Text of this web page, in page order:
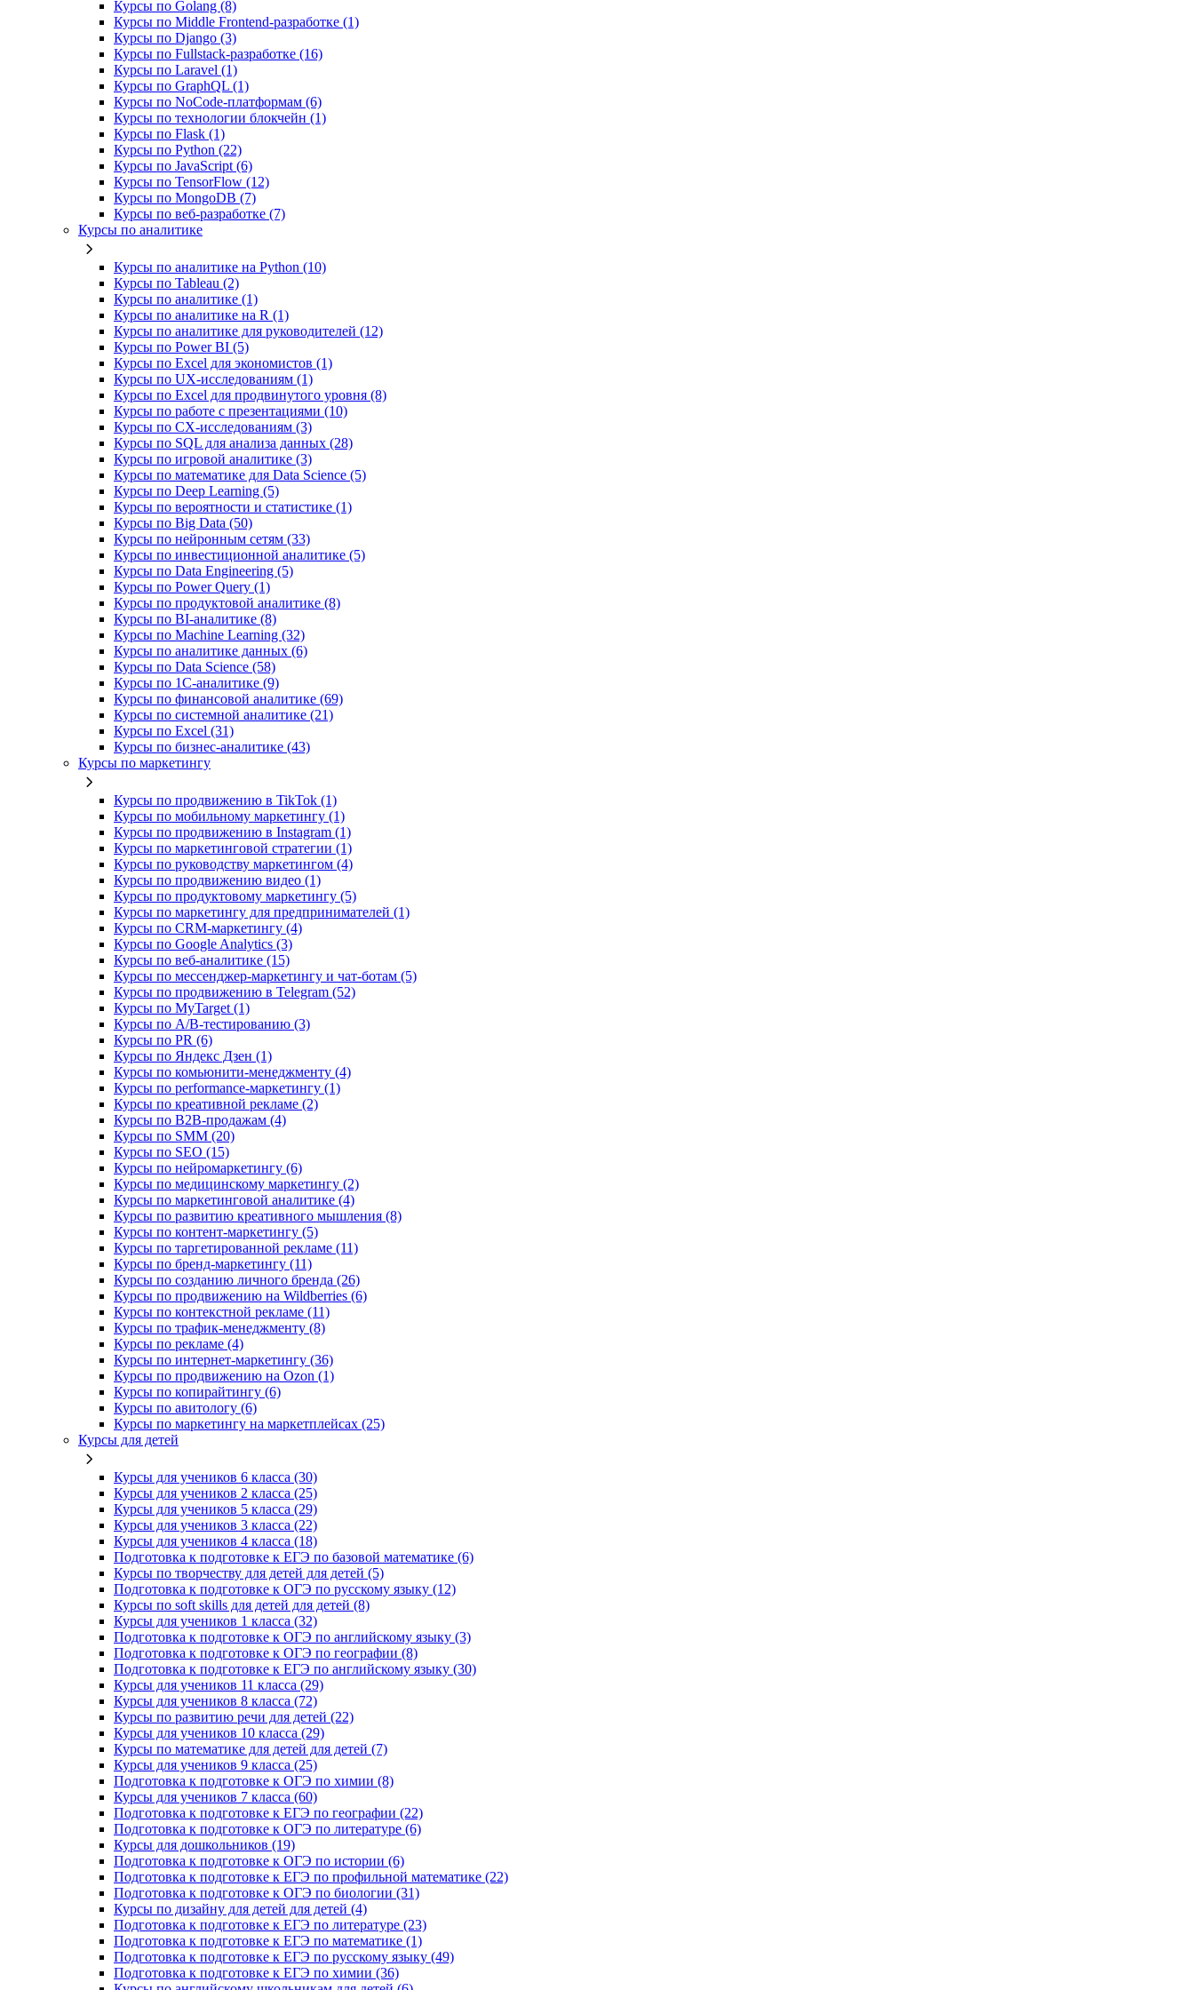
Курсы по Golang (8)
Курсы по Middle Frontend-разработке (1)
Курсы по Django (3)
Курсы по Fullstack‑разработке (16)
Курсы по Laravel (1)
Курсы по GraphQL (1)
Курсы по NoCode‑платформам (6)
Курсы по технологии блокчейн (1)
Курсы по Flask (1)
Курсы по Python (22)
Курсы по JavaScript (6)
Курсы по TensorFlow (12)
Курсы по MongoDB (7)
Курсы по веб‑разработке (7)
Курсы по аналитике
Курсы по аналитике на Python (10)
Курсы по Tableau (2)
Курсы по аналитике (1)
Курсы по аналитике на R (1)
Курсы по аналитике для руководителей (12)
Курсы по Power BI (5)
Курсы по Excel для экономистов (1)
Курсы по UX‑исследованиям (1)
Курсы по Excel для продвинутого уровня (8)
Курсы по работе с презентациями (10)
Курсы по CX-исследованиям (3)
Курсы по SQL для анализа данных (28)
Курсы по игровой аналитике (3)
Курсы по математике для Data Science (5)
Курсы по Deep Learning (5)
Курсы по вероятности и статистике (1)
Курсы по Big Data (50)
Курсы по нейронным сетям (33)
Курсы по инвестиционной аналитике (5)
Курсы по Data Engineering (5)
Курсы по Power Query (1)
Курсы по продуктовой аналитике (8)
Курсы по BI‑аналитике (8)
Курсы по Machine Learning (32)
Курсы по аналитике данных (6)
Курсы по Data Science (58)
Курсы по 1С‑аналитике (9)
Курсы по финансовой аналитике (69)
Курсы по системной аналитике (21)
Курсы по Excel (31)
Курсы по бизнес‑аналитике (43)
Курсы по маркетингу
Курсы по продвижению в TikTok (1)
Курсы по мобильному маркетингу (1)
Курсы по продвижению в Instagram (1)
Курсы по маркетинговой стратегии (1)
Курсы по руководству маркетингом (4)
Курсы по продвижению видео (1)
Курсы по продуктовому маркетингу (5)
Курсы по маркетингу для предпринимателей (1)
Курсы по CRM-маркетингу (4)
Курсы по Google Analytics (3)
Курсы по веб-аналитике (15)
Курсы по мессенджер-маркетингу и чат-ботам (5)
Курсы по продвижению в Telegram (52)
Курсы по MyTarget (1)
Курсы по A/B-тестированию (3)
Курсы по PR (6)
Курсы по Яндекс Дзен (1)
Курсы по комьюнити-менеджменту (4)
Курсы по performance-маркетингу (1)
Курсы по креативной рекламе (2)
Курсы по B2B-продажам (4)
Курсы по SMM (20)
Курсы по SEO (15)
Курсы по нейромаркетингу (6)
Курсы по медицинскому маркетингу (2)
Курсы по маркетинговой аналитике (4)
Курсы по развитию креативного мышления (8)
Курсы по контент-маркетингу (5)
Курсы по таргетированной рекламе (11)
Курсы по бренд-маркетингу (11)
Курсы по созданию личного бренда (26)
Курсы по продвижению на Wildberries (6)
Курсы по контекстной рекламе (11)
Курсы по трафик-менеджменту (8)
Курсы по рекламе (4)
Курсы по интернет-маркетингу (36)
Курсы по продвижению на Ozon (1)
Курсы по копирайтингу (6)
Курсы по авитологу (6)
Курсы по маркетингу на маркетплейсах (25)
Курсы для детей
Курсы для учеников 6 класса (30)
Курсы для учеников 2 класса (25)
Курсы для учеников 5 класса (29)
Курсы для учеников 3 класса (22)
Курсы для учеников 4 класса (18)
Подготовка к подготовке к ЕГЭ по базовой математике (6)
Курсы по творчеству для детей для детей (5)
Подготовка к подготовке к ОГЭ по русскому языку (12)
Курсы по soft skills для детей для детей (8)
Курсы для учеников 1 класса (32)
Подготовка к подготовке к ОГЭ по английскому языку (3)
Подготовка к подготовке к ОГЭ по географии (8)
Подготовка к подготовке к ЕГЭ по английскому языку (30)
Курсы для учеников 11 класса (29)
Курсы для учеников 8 класса (72)
Курсы по развитию речи для детей (22)
Курсы для учеников 10 класса (29)
Курсы по математике для детей для детей (7)
Курсы для учеников 9 класса (25)
Подготовка к подготовке к ОГЭ по химии (8)
Курсы для учеников 7 класса (60)
Подготовка к подготовке к ЕГЭ по географии (22)
Подготовка к подготовке к ОГЭ по литературе (6)
Курсы для дошкольников (19)
Подготовка к подготовке к ОГЭ по истории (6)
Подготовка к подготовке к ЕГЭ по профильной математике (22)
Подготовка к подготовке к ОГЭ по биологии (31)
Курсы по дизайну для детей для детей (4)
Подготовка к подготовке к ЕГЭ по литературе (23)
Подготовка к подготовке к ЕГЭ по математике (1)
Подготовка к подготовке к ЕГЭ по русскому языку (49)
Подготовка к подготовке к ЕГЭ по химии (36)